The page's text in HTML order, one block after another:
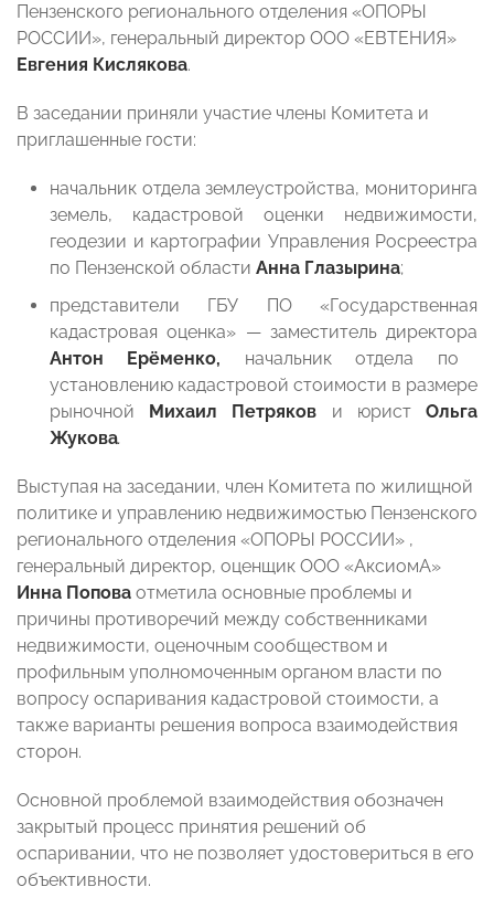
Пензенского регионального отделения «ОПОРЫ
РОССИИ», генеральный директор ООО «ЕВТЕНИЯ»
Евгения Кислякова.
В заседании приняли участие члены Комитета и
приглашенные гости:
начальник отдела землеустройства, мониторинга
земель, кадастровой оценки недвижимости,
геодезии и картографии Управления Росреестра
по Пензенской области Анна Глазырина;
представители ГБУ ПО «Государственная
кадастровая оценка» — заместитель директора
Антон Ерёменко, начальник отдела по
установлению кадастровой стоимости в размере
рыночной
Михаил Петряков и юристОльга
Жукова.
Выступая на заседании, член Комитета по жилищной
политике и управлению недвижимостью Пензенского
регионального отделения «ОПОРЫ РОССИИ» ,
генеральный директор, оценщик ООО «АксиомА»
Инна Попова отметила основные проблемы и
причины противоречий между собственниками
недвижимости, оценочным сообществом и
профильным уполномоченным органом власти по
вопросу оспаривания кадастровой стоимости, а
также варианты решения вопроса взаимодействия
сторон.
Основной проблемой взаимодействия обозначен
закрытый процесс принятия решений об
оспаривании, что не позволяет удостовериться в его
объективности.